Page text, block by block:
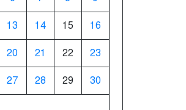
13 14 15 16
20 21 22 23
27 28 29 30